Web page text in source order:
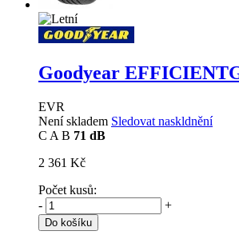
Goodyear
EVR
Není skladem Sledovat naskldnění
C A B 71 dB
2 361 Kč
Počet kusů:
-
+
Do košíku